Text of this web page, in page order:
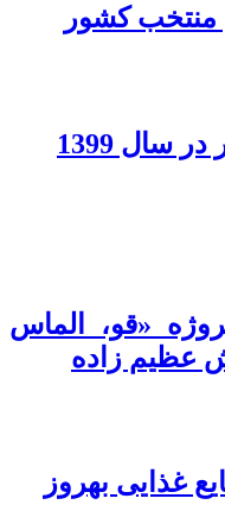
منتخب کشور
سال 1399
«قو، الماس
عظیم زاده
غذایی بهروز